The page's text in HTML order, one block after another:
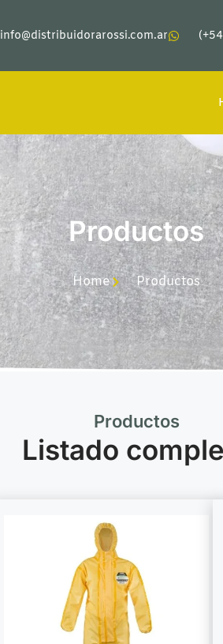
info@distribuidorarossi.com.ar
Productos
Home Productos
Productos
Listado